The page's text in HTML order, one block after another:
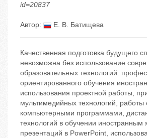
id=20837
Автор: Е. В. Батищева
Качественная подготовка будущего
невозможна без использование
образовательных технологий:
ориентированного обучения
использования проектной работы,
мультимедийных технологий, работы
компьютерными программами,
технологий в обучении иностранным
презентаций в PowerPoint,